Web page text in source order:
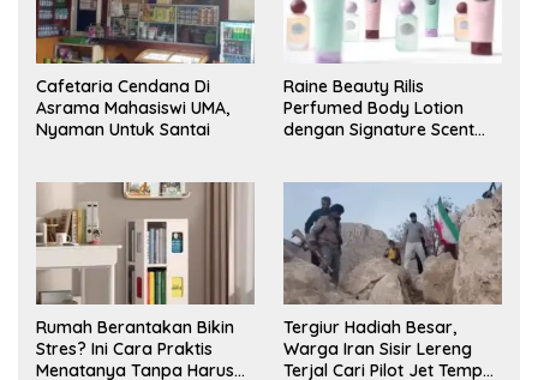
Cafetaria Cendana Di
Asrama Mahasiswi UMA,
Nyaman Untuk Santai
Raine Beauty Rilis
Perfumed Body Lotion
dengan Signature Scent
Rumah Berantakan Bikin
Stres? Ini Cara Praktis
Menatanya Tanpa Harus
Tergiur Hadiah Besar,
Warga Iran Sisir Lereng
Terjal Cari Pilot Jet Tempur